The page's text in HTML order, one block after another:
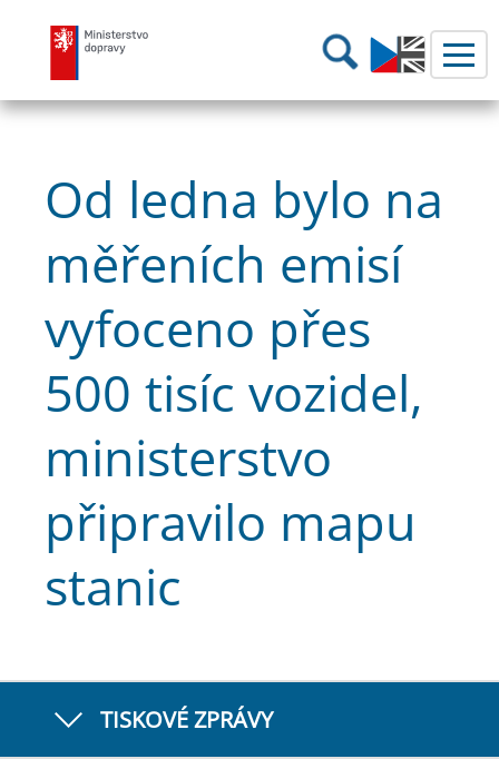
Ministerstvo dopravy Hledání
Od ledna bylo na
měřeních emisí
vyfoceno přes
500 tisíc vozidel,
ministerstvo
připravilo mapu
stanic
TISKOVÉ ZPRÁVY